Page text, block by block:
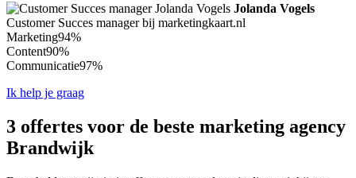
Jolanda Vogels
Customer Succes manager bij marketingkaart.nl
Marketing94%
Content90%
Communicatie97%
Ik help je graag
3 offertes voor de beste marketing agency
Brandwijk